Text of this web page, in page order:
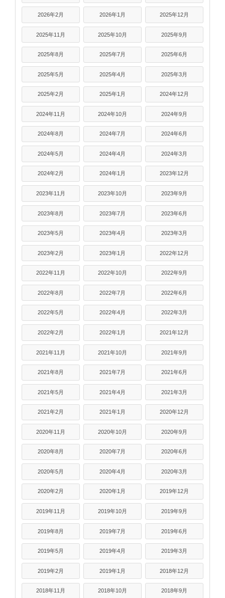
2026年2月 2026年1月 2025年12月
2025年11月 2025年10月 2025年9月
2025年8月 2025年7月 2025年6月
2025年5月 2025年4月 2025年3月
2025年2月 2025年1月 2024年12月
2024年11月 2024年10月 2024年9月
2024年8月 2024年7月 2024年6月
2024年5月 2024年4月 2024年3月
2024年2月 2024年1月 2023年12月
2023年11月 2023年10月 2023年9月
2023年8月 2023年7月 2023年6月
2023年5月 2023年4月 2023年3月
2023年2月 2023年1月 2022年12月
2022年11月 2022年10月 2022年9月
2022年8月 2022年7月 2022年6月
2022年5月 2022年4月 2022年3月
2022年2月 2022年1月 2021年12月
2021年11月 2021年10月 2021年9月
2021年8月 2021年7月 2021年6月
2021年5月 2021年4月 2021年3月
2021年2月 2021年1月 2020年12月
2020年11月 2020年10月 2020年9月
2020年8月 2020年7月 2020年6月
2020年5月 2020年4月 2020年3月
2020年2月 2020年1月 2019年12月
2019年11月 2019年10月 2019年9月
2019年8月 2019年7月 2019年6月
2019年5月 2019年4月 2019年3月
2019年2月 2019年1月 2018年12月
2018年11月 2018年10月 2018年9月